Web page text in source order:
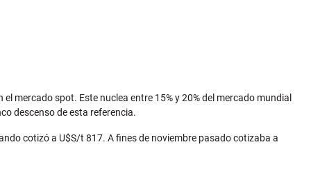
mercado spot. Este nuclea entre 15% y 20% del mercado mundial
descenso de esta referencia.
cotizó a U$S/t 817. A fines de noviembre pasado cotizaba a